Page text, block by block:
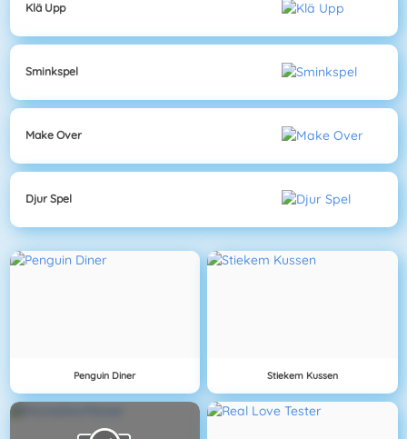
Klä Upp
Sminkspel
Make Over
Djur Spel
Penguin Diner Stiekem Kussen